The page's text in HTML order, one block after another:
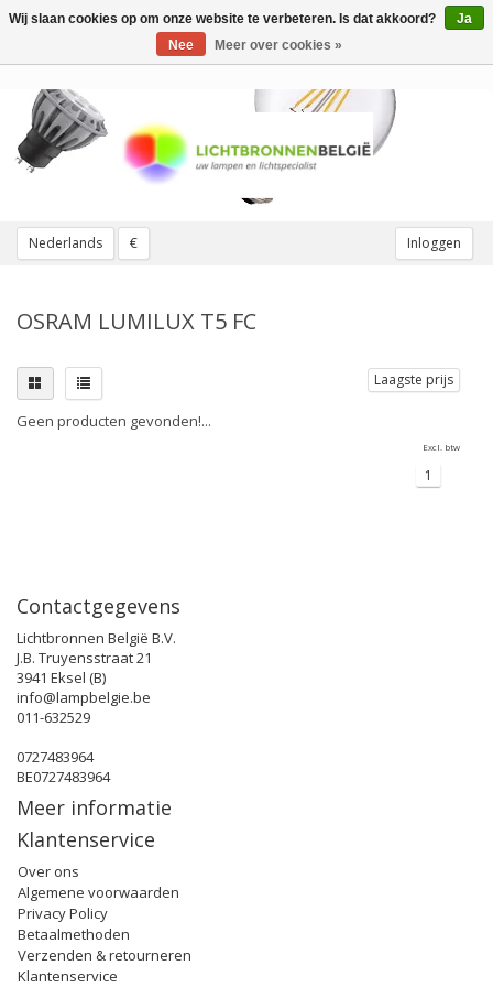
Nederlands € Inloggen
Toggle
OSRAM LUMILUX T5 FC
Laagste prijs
Geen producten gevonden!...
Excl. btw
1
Contactgegevens
Lichtbronnen België B.V.
J.B. Truyensstraat 21
3941 Eksel (B)
info@lampbelgie.be
011-632529
0727483964
BE0727483964
Meer informatie
Klantenservice
Over ons
Algemene voorwaarden
Privacy Policy
Betaalmethoden
Verzenden & retourneren
Klantenservice
Wij slaan cookies op om onze website te verbeteren. Is dat akkoord?
Ja
Nee
Meer over cookies »